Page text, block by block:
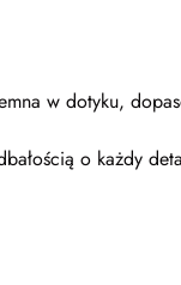
w dotyku,
o każdy